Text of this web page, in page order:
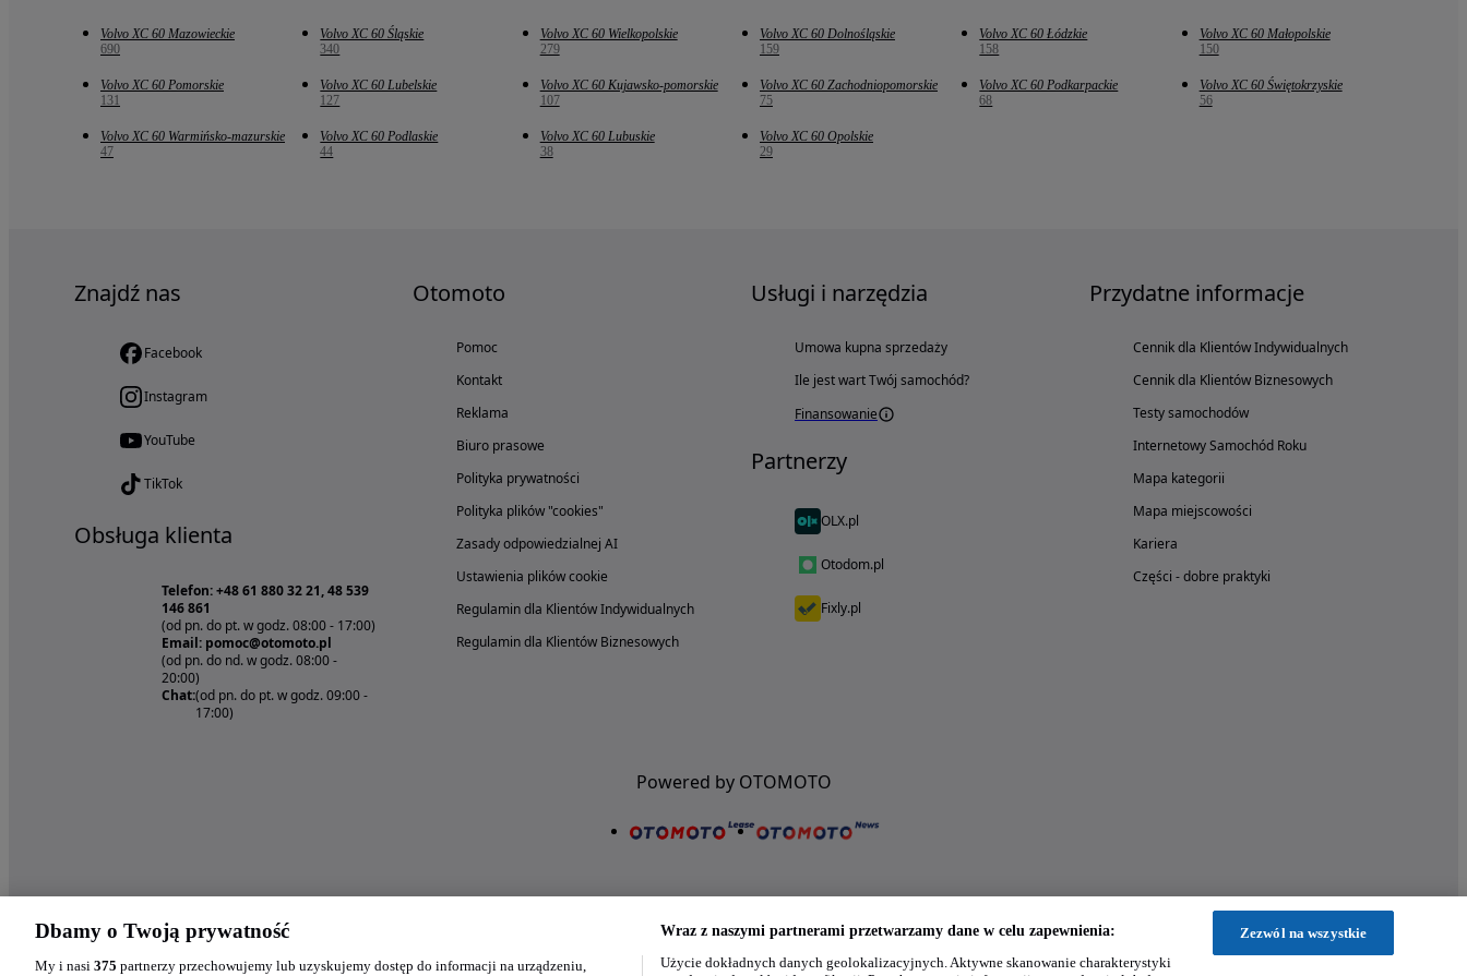
Volvo XC 60 Mazowieckie
690
Volvo XC 60 Śląskie
340
Volvo XC 60 Wielkopolskie
279
Volvo XC 60 Dolnośląskie
159
Volvo XC 60 Łódzkie
158
Volvo XC 60 Małopolskie
150
Volvo XC 60 Pomorskie
131
Volvo XC 60 Lubelskie
127
Volvo XC 60 Kujawsko-pomorskie
107
Volvo XC 60 Zachodniopomorskie
75
Volvo XC 60 Podkarpackie
68
Volvo XC 60 Świętokrzyskie
56
Volvo XC 60 Warmińsko-mazurskie
47
Volvo XC 60 Podlaskie
44
Volvo XC 60 Lubuskie
38
Volvo XC 60 Opolskie
29
Znajdź nas
Facebook
Instagram
YouTube
TikTok
Obsługa klienta
Telefon: +48 61 880 32 21, 48 539
146 861
(od pn. do pt. w godz. 08:00 - 17:00)
Email: pomoc@otomoto.pl
(od pn. do nd. w godz. 08:00 -
20:00)
Chat:(od pn. do pt. w godz. 09:00 -
17:00)
Otomoto
Pomoc
Kontakt
Reklama
Biuro prasowe
Polityka prywatności
Polityka plików "cookies"
Zasady odpowiedzialnej AI
Ustawienia plików cookie
Regulamin dla Klientów Indywidualnych
Regulamin dla Klientów Biznesowych
Usługi i narzędzia
Umowa kupna sprzedaży
Ile jest wart Twój samochód?
Finansowanie
Partnerzy
OLX.pl
Otodom.pl
Fixly.pl
Przydatne informacje
Cennik dla Klientów Indywidualnych
Cennik dla Klientów Biznesowych
Testy samochodów
Internetowy Samochód Roku
Mapa kategorii
Mapa miejscowości
Kariera
Części - dobre praktyki
Powered by OTOMOTO
Dbamy o Twoją prywatność
My i nasi 375 partnerzy przechowujemy lub uzyskujemy dostęp do informacji na urządzeniu,
Wraz z naszymi partnerami przetwarzamy dane w celu zapewnienia:
Użycie dokładnych danych geolokalizacyjnych. Aktywne skanowanie charakterystyki
Zezwól na wszystkie